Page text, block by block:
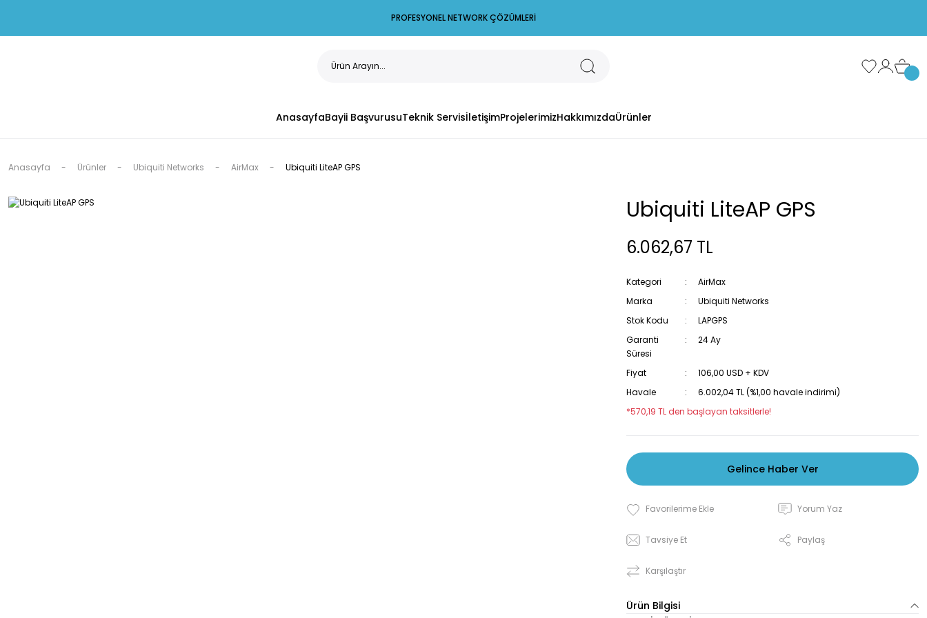
PROFESYONEL NETWORK ÇÖZÜMLERİ
AnasayfaBayii BaşvurusuTeknik ServisİletişimProjelerimizHakkımızdaÜrünler
Anasayfa Ürünler Ubiquiti Networks AirMax Ubiquiti LiteAP GPS
Ubiquiti LiteAP GPS
6.062,67 TL
Kategori
AirMax
Marka
Ubiquiti Networks
Stok Kodu
LAPGPS
Garanti
Süresi
24 Ay
Fiyat
106,00 USD + KDV
Havale
6.002,04 TL (%1,00 havale indirimi)
*570,19 TL den başlayan taksitlerle!
Gelince Haber Ver
Yorum Yaz
Tavsiye Et Paylaş
Karşılaştır
Ürün Bilgisi